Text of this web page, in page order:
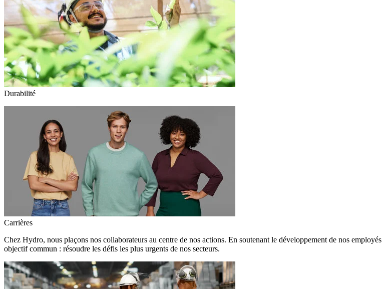
Durabilité
Carrières
Chez Hydro, nous plaçons nos collaborateurs au centre de nos actions. En soutenant le développement de nos
objectif commun : résoudre les défis les plus urgents de nos secteurs.